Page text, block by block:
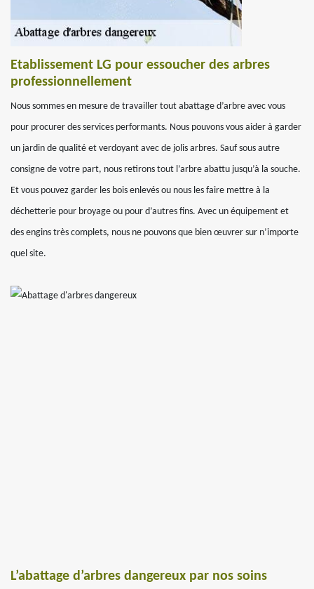
Etablissement LG pour essoucher des arbres
professionnellement
Nous sommes en mesure de travailler tout abattage d’arbre avec vous
pour procurer des services performants. Nous pouvons vous aider à garder
un jardin de qualité et verdoyant avec de jolis arbres. Sauf sous autre
consigne de votre part, nous retirons tout l’arbre abattu jusqu’à la souche.
Et vous pouvez garder les bois enlevés ou nous les faire mettre à la
déchetterie pour broyage ou pour d’autres fins. Avec un équipement et
des engins très complets, nous ne pouvons que bien œuvrer sur n’importe
quel site.
L’abattage d’arbres dangereux par nos soins